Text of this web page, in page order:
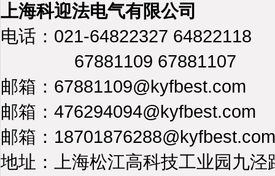
上海科迎法电气有限公司
电话：021-64822327 64822118
67881109 67881107
邮箱：67881109@kyfbest.com
邮箱：476294094@kyfbest.com
邮箱：18701876288@kyfbest.com
地址：上海松江高科技工业园九泾